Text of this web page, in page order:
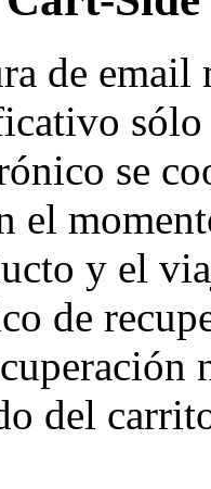
de
sólo
se
el
y el
de
del